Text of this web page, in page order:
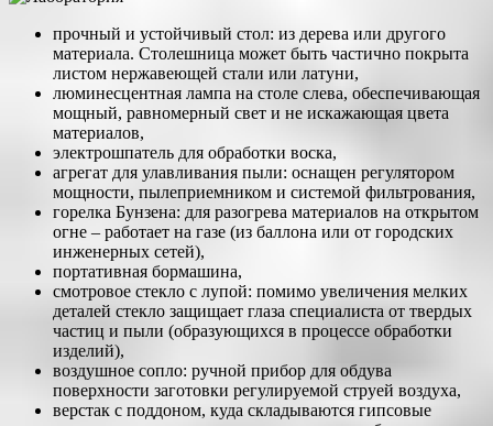
прочный и устойчивый стол: из дерева или другого
материала. Столешница может быть частично покрыта
листом нержавеющей стали или латуни,
люминесцентная лампа на столе слева, обеспечивающая
мощный, равномерный свет и не искажающая цвета
материалов,
электрошпатель для обработки воска,
агрегат для улавливания пыли: оснащен регулятором
мощности, пылеприемником и системой фильтрования,
горелка Бунзена: для разогрева материалов на открытом
огне – работает на газе (из баллона или от городских
инженерных сетей),
портативная бормашина,
смотровое стекло с лупой: помимо увеличения мелких
деталей стекло защищает глаза специалиста от твердых
частиц и пыли (образующихся в процессе обработки
изделий),
воздушное сопло: ручной прибор для обдува
поверхности заготовки регулируемой струей воздуха,
верстак с поддоном, куда складываются гипсовые